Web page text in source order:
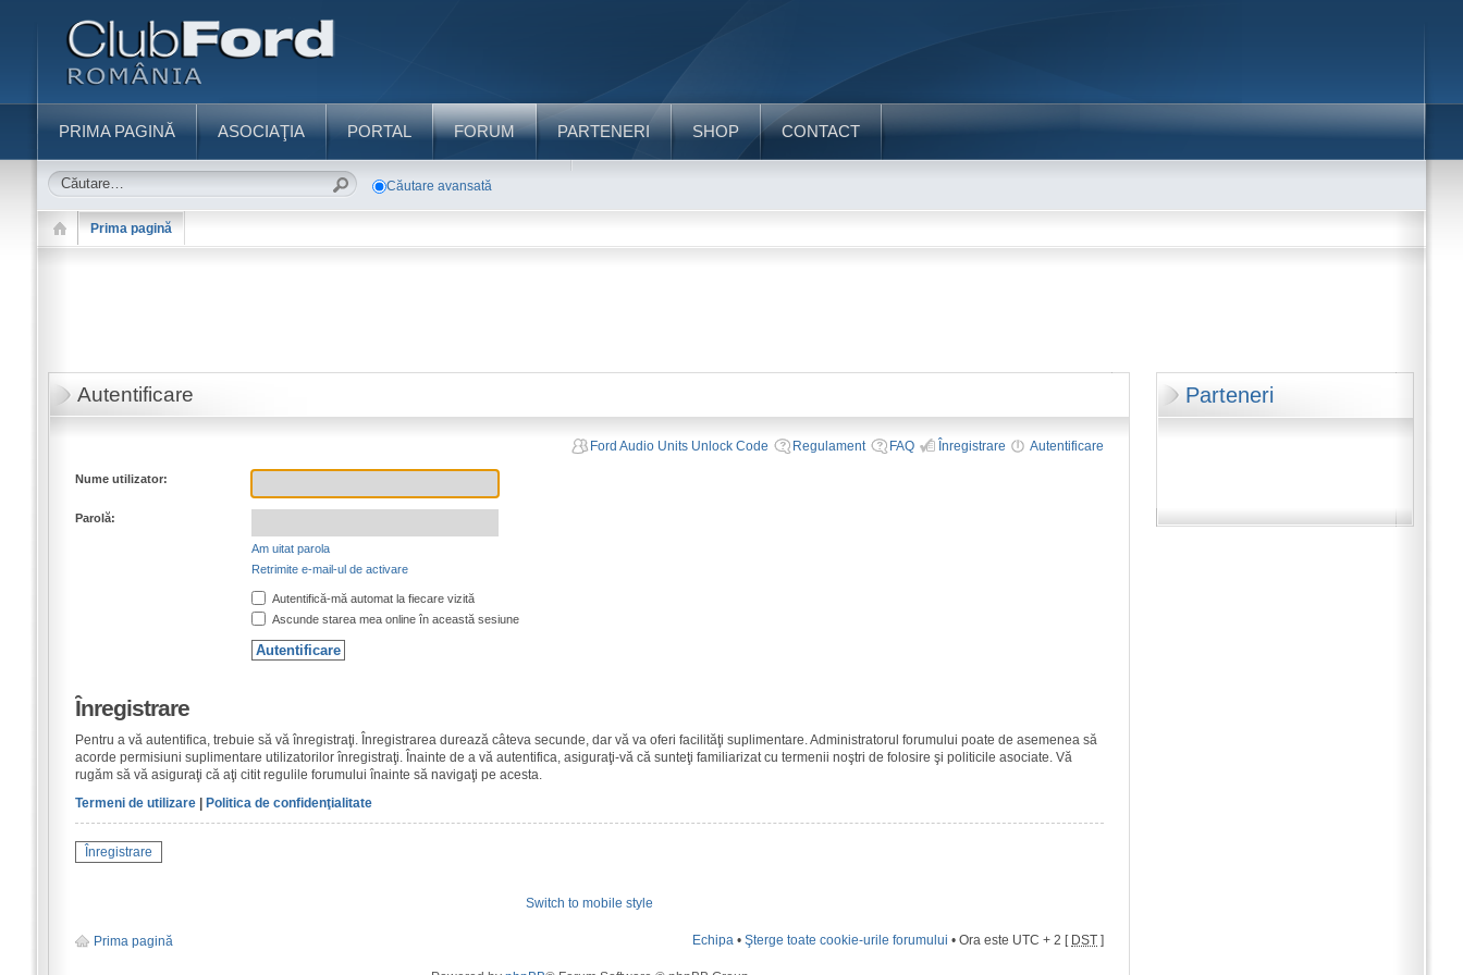
PRIMA PAGINĂ ASOCIAŢIA PORTAL FORUM PARTENERI SHOP CONTACT
Căutare avansată
Prima pagină
Parteneri
Autentificare
Ford Audio Units Unlock Code Regulament FAQ Înregistrare Autentificare
Nume utilizator:
Parolă:
Am uitat parola
Retrimite e-mail-ul de activare
Autentifică-mă automat la fiecare vizită
Ascunde starea mea online în această sesiune
Înregistrare
Pentru a vă autentifica, trebuie să vă înregistraţi. Înregistrarea durează câteva secunde, dar vă va oferi facilităţi suplimentare. Administratorul forumului poate de asemenea să
acorde permisiuni suplimentare utilizatorilor înregistraţi. Înainte de a vă autentifica, asiguraţi-vă că sunteţi familiarizat cu termenii noştri de folosire şi politicile asociate. Vă
rugăm să vă asiguraţi că aţi citit regulile forumului înainte să navigaţi pe acesta.
Termeni de utilizare| Politica de confidenţialitate
Înregistrare
Switch to mobile style
Prima pagină Echipa •Şterge toate cookie-urile forumului • Ora este UTC + 2 [ DST ]